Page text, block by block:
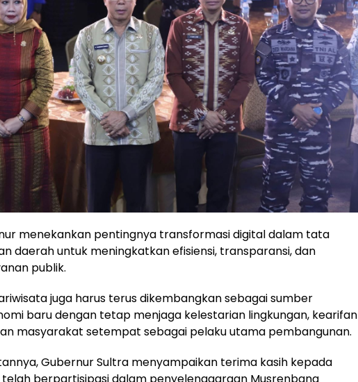
menekankan pentingnya transformasi digital dalam tata
daerah untuk meningkatkan efisiensi, transparansi, dan
publik.
juga harus terus dikembangkan sebagai sumber
baru dengan tetap menjaga kelestarian lingkungan, kearifan
masyarakat setempat sebagai pelaku utama pembangunan.
Gubernur Sultra menyampaikan terima kasih kepada
berpartisipasi dalam penyelenggaraan Musrenbang